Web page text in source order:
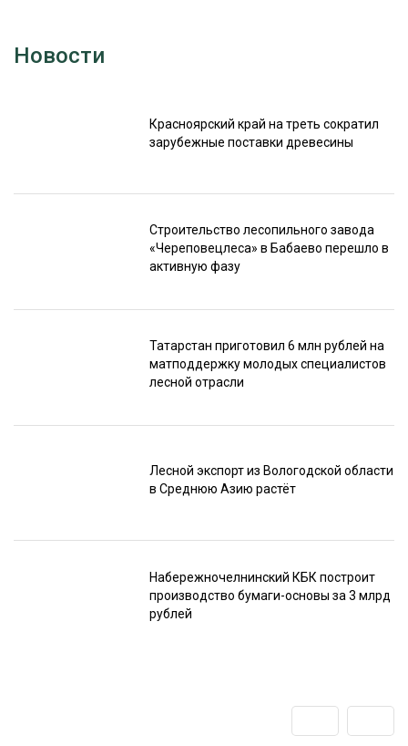
Новости
Красноярский край на треть сократил
зарубежные поставки древесины
Строительство лесопильного завода
«Череповецлеса» в Бабаево перешло в
активную фазу
Татарстан приготовил 6 млн рублей на
матподдержку молодых специалистов
лесной отрасли
Лесной экспорт из Вологодской области
в Среднюю Азию растёт
Набережночелнинский КБК построит
производство бумаги-основы за 3 млрд
рублей